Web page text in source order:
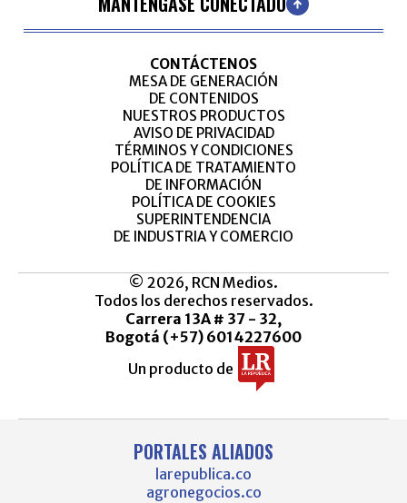
CONTÁCTENOS
MESA DE GENERACIÓN
DE CONTENIDOS
NUESTROS PRODUCTOS
AVISO DE PRIVACIDAD
TÉRMINOS Y CONDICIONES
POLÍTICA DE TRATAMIENTO
DE INFORMACIÓN
POLÍTICA DE COOKIES
SUPERINTENDENCIA
DE INDUSTRIA Y COMERCIO
© 2026, RCN Medios.
Todos los derechos reservados.
Carrera 13A # 37 - 32,
Bogotá (+57) 6014227600
Un producto de
PORTALES ALIADOS
larepublica.co
agronegocios.co